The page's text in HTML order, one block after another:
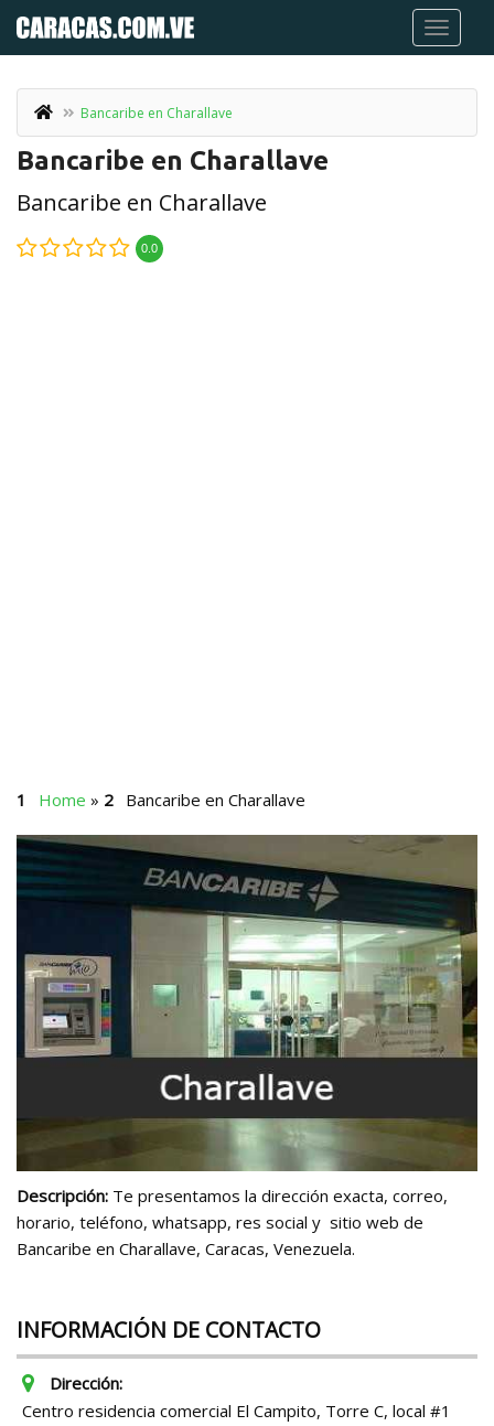
Bancaribe en Charallave
Bancaribe en Charallave
Bancaribe en Charallave
0.0
Home » Bancaribe en Charallave
Descripción: Te presentamos la dirección exacta, correo,
horario, teléfono, whatsapp, res social y sitio web de
Bancaribe en Charallave, Caracas, Venezuela.
INFORMACIÓN DE CONTACTO
Dirección:
Centro residencia comercial El Campito, Torre C, local #1